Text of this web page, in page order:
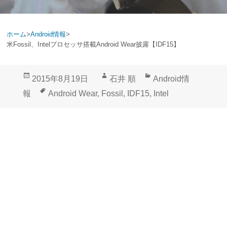
ホーム>Android情報>
米Fossil、Intelプロセッサ搭載Android Wear披露【IDF15】
投
2015年8月19日
作
成
石井 順
カ
テ
Android情
報
タ
Android Wear, Fossil , IDF15, Intel